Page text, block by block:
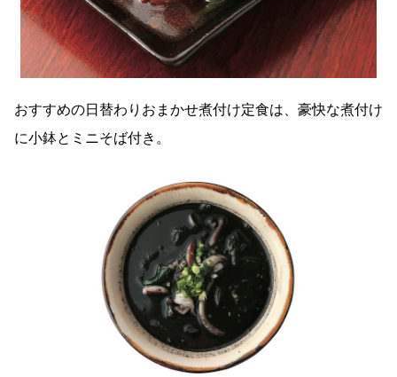
おすすめの日替わりおまかせ煮付け定食は、豪快な煮付け
に小鉢とミニそば付き。